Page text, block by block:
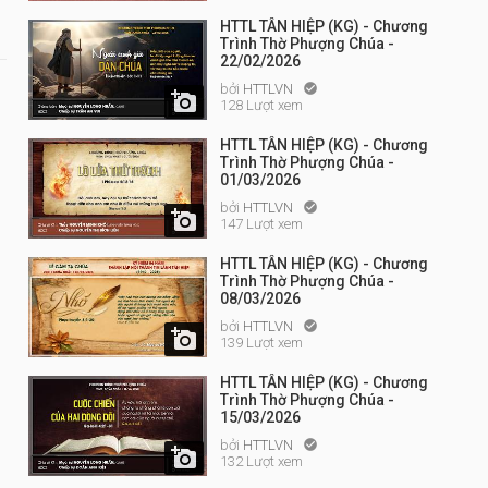

HTTL TÂN HIỆP (KG) - Chương
Trình Thờ Phượng Chúa -
22/02/2026
bởi HTTLVN 
128 Lượt xem

HTTL TÂN HIỆP (KG) - Chương
Trình Thờ Phượng Chúa -
01/03/2026
bởi HTTLVN 
147 Lượt xem

HTTL TÂN HIỆP (KG) - Chương
Trình Thờ Phượng Chúa -
08/03/2026
bởi HTTLVN 
139 Lượt xem

HTTL TÂN HIỆP (KG) - Chương
Trình Thờ Phượng Chúa -
15/03/2026
bởi HTTLVN 
132 Lượt xem